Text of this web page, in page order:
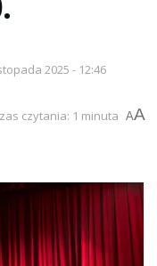
2025 - 12:46
czytania: 1 minuta AA